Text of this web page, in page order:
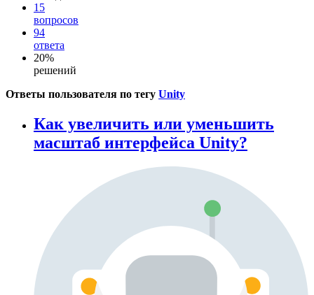
15
вопросов
94
ответа
20%
решений
Ответы пользователя по тегу Unity
Как увеличить или уменьшить
масштаб интерфейса Unity?